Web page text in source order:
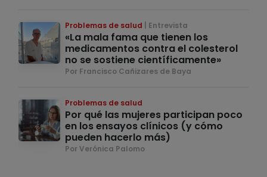
Problemas de salud Entrevista
«La mala fama que tienen los
medicamentos contra el colesterol
no se sostiene científicamente»
Por Francisco Cañizares de Baya
Problemas de salud
Por qué las mujeres participan poco
en los ensayos clínicos (y cómo
pueden hacerlo más)
Por Verónica Palomo